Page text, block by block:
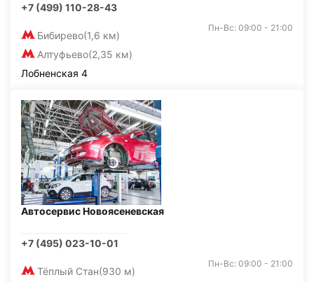
+7 (499) 110-28-43
Бибирево(1,6 км)
Алтуфьево(2,35 км)
Пн-Вс: 09:00 - 21:00
Лобненская 4
Автосервис Новоясеневская
+7 (495) 023-10-01
Тёплый Стан(930 м)
Пн-Вс: 09:00 - 21:00